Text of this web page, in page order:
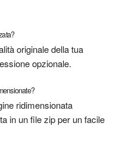
originale della tua
opzionale.
ridimensionata
in un file zip per un facile